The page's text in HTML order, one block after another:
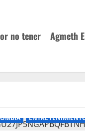
no tener
Agmeth